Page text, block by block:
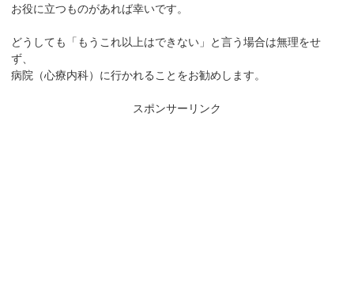
お役に立つものがあれば幸いです。
どうしても「もうこれ以上はできない」と言う場合は無理をせ
ず、
病院（心療内科）に行かれることをお勧めします。
スポンサーリンク